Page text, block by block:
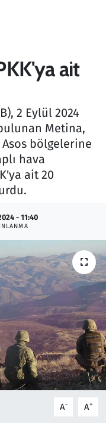
ait
2 Eylül 2024
Metina,
bölgelerine
hava
ait 20
- 11:40
A- A+